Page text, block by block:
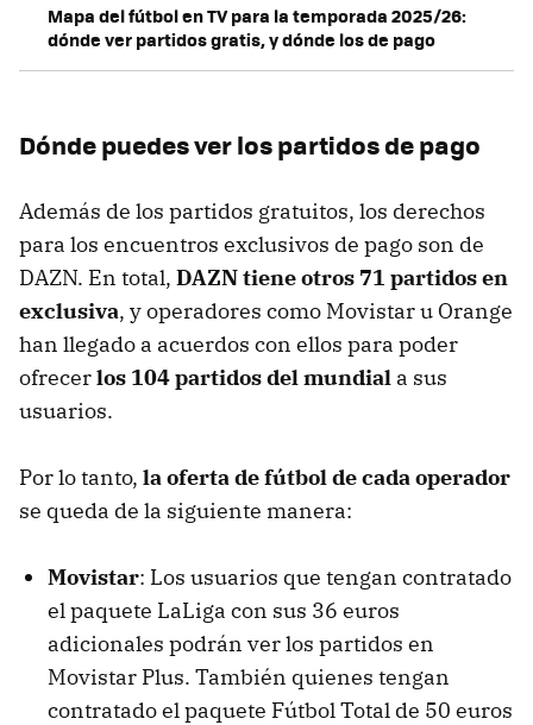
Mapa del fútbol en TV para la temporada 2025/26:
dónde ver partidos gratis, y dónde los de pago
Dónde puedes ver los partidos de pago
Además de los partidos gratuitos, los derechos
para los encuentros exclusivos de pago son de
DAZN. En total, DAZN tiene otros 71 partidos en
exclusiva, y operadores como Movistar u Orange
han llegado a acuerdos con ellos para poder
ofrecerlos 104 partidos del mundial a sus
usuarios.
Por lo tanto, la oferta de fútbol de cada operador
se queda de la siguiente manera:
Movistar: Los usuarios que tengan contratado
el paquete LaLiga con sus 36 euros
adicionales podrán ver los partidos en
Movistar Plus. También quienes tengan
contratado el paquete Fútbol Total de 50 euros